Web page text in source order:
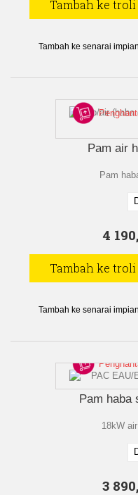
Tambah ke troli
Tambah ke senarai impian
Pam air
Pam
4
Tambah ke troli
Tambah ke senarai impian
Pam haba
18kW
3